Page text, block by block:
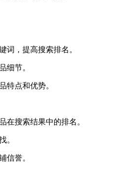
词，提高搜索排名。
细节。
特点和优势。
在搜索结果中的排名。
。
信誉。